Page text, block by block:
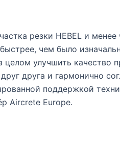
резки HEBEL и менее
чем было
целом улучшить качество
друга и гармонично
поддержкой
Aircrete Europe.